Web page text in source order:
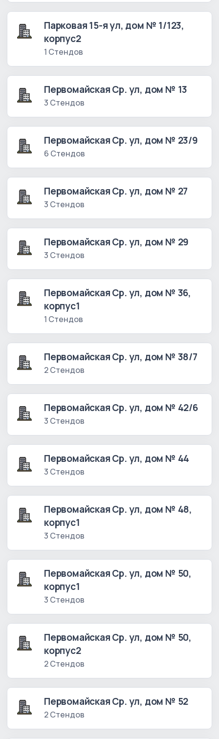
Парковая 15-я ул, дом № 1/123,
корпус2
1 Стендов
Первомайская Ср. ул, дом № 13
3 Стендов
Первомайская Ср. ул, дом № 23/9
6 Стендов
Первомайская Ср. ул, дом № 27
3 Стендов
Первомайская Ср. ул, дом № 29
3 Стендов
Первомайская Ср. ул, дом № 36,
корпус1
1 Стендов
Первомайская Ср. ул, дом № 38/7
2 Стендов
Первомайская Ср. ул, дом № 42/6
3 Стендов
Первомайская Ср. ул, дом № 44
3 Стендов
Первомайская Ср. ул, дом № 48,
корпус1
3 Стендов
Первомайская Ср. ул, дом № 50,
корпус1
3 Стендов
Первомайская Ср. ул, дом № 50,
корпус2
2 Стендов
Первомайская Ср. ул, дом № 52
2 Стендов